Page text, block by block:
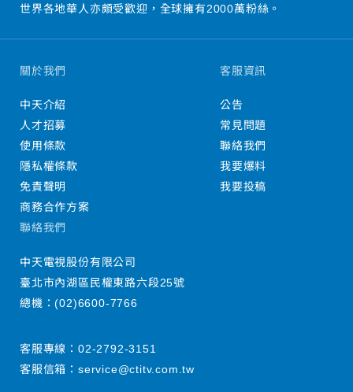
世界各地華人亦頗受歡迎，全球擁有2000萬粉絲。
關於我們
中天介紹
人才招募
使用條款
隱私權條款
免責聲明
商務合作方案
客服資訊
公告
常見問題
聯絡我們
我要爆料
我要投稿
聯絡我們
中天電視股份有限公司
臺北市內湖區民權東路六段25號
總機：(02)6600-7766
客服專線： 02-2792-3151
客服信箱： service@ctitv.com.tw